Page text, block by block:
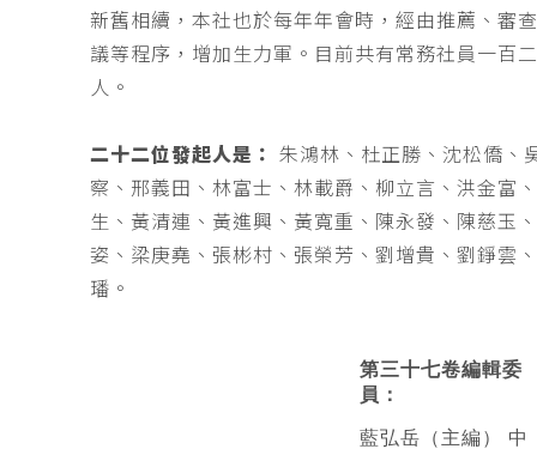
新舊相續，本社也於每年年會時，經由推薦、審
議等程序，增加生力軍。目前共有常務社員一百
人。
二十二位發起人是：
朱鴻林、杜正勝、沈松僑、
察、邢義田、林富士、林載爵、柳立言、洪金富
生、黃清連、黃進興、黃寬重、陳永發、陳慈玉
姿、梁庚堯、張彬村、張榮芳、劉增貴、劉錚雲
璠。
第三十七卷編輯委
員：
藍弘岳（主編） 中